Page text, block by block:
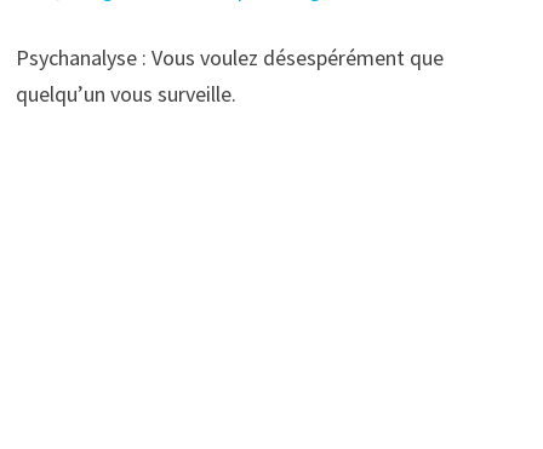
Psychanalyse : Vous voulez désespérément que
quelqu’un vous surveille.